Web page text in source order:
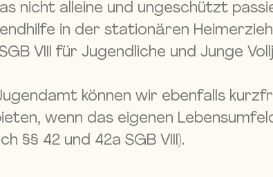
nicht alleine und ungeschützt
in der stationären
VIII für Jugendliche und Junge
können wir ebenfalls
wenn das eigenen
§§ 42 und 42a SGB VIII).